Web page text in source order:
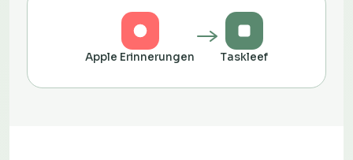
Apple Erinnerungen Taskleef